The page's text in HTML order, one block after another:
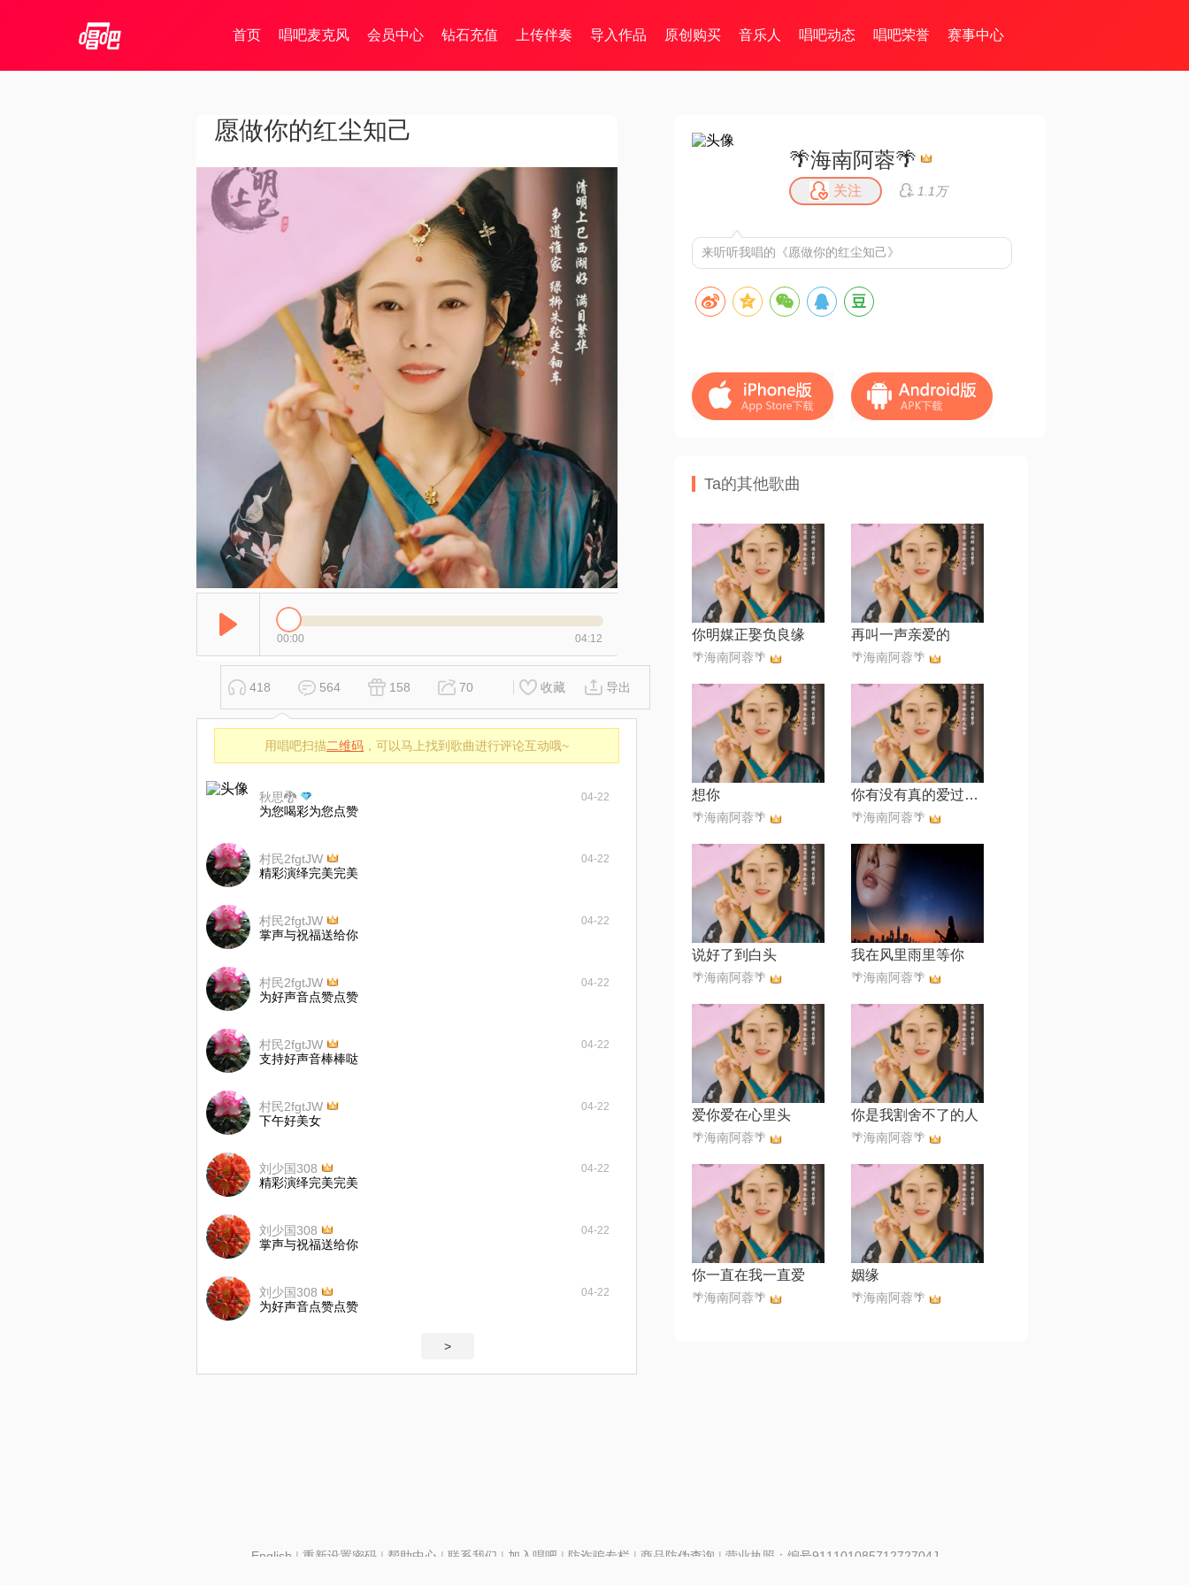
首页 唱吧麦克风 会员中心 钻石充值 上传伴奏 导入作品 原创购买 音乐人 唱吧动态 唱吧荣誉 赛事中心
愿做你的红尘知己
00:00 04:12
418 564 158 70 收藏 导出
用唱吧扫描二维码 ，可以马上找到歌曲进行评论互动哦~
秋思🐉 04-22
为您喝彩为您点赞
村民2fgtJW 04-22
精彩演绎完美完美
村民2fgtJW 04-22
掌声与祝福送给你
村民2fgtJW 04-22
为好声音点赞点赞
村民2fgtJW 04-22
支持好声音棒棒哒
村民2fgtJW 04-22
下午好美女
刘少国308 04-22
精彩演绎完美完美
刘少国308 04-22
掌声与祝福送给你
刘少国308 04-22
为好声音点赞点赞
>
🌴海南阿蓉🌴
关注 1.1万
来听听我唱的《愿做你的红尘知己》
Ta的其他歌曲
你明媒正娶负良缘
🌴海南阿蓉🌴
再叫一声亲爱的
🌴海南阿蓉🌴
想你
🌴海南阿蓉🌴
你有没有真的爱过我【烟嗓版】
🌴海南阿蓉🌴
说好了到白头
🌴海南阿蓉🌴
我在风里雨里等你
🌴海南阿蓉🌴
爱你爱在心里头
🌴海南阿蓉🌴
你是我割舍不了的人
🌴海南阿蓉🌴
你一直在我一直爱
🌴海南阿蓉🌴
姻缘
🌴海南阿蓉🌴
English | 重新设置密码| 帮助中心 | 联系我们 | 加入唱吧 | 防诈骗专栏 | 商品防伪查询 | 营业执照：编号91110108571272704J